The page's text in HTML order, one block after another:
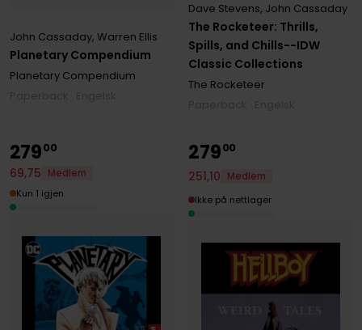
Planetary Compendium
John Cassaday, Warren Ellis
Planetary Compendium
The Rocketeer: Thrills,
Spills, and Chills--IDW
Classic Collections
Dave Stevens, John Cassaday
The Rocketeer
27900
69,75
Medlem
Kun 1 igjen
27900
251,10
Medlem
Ikke på nettlager